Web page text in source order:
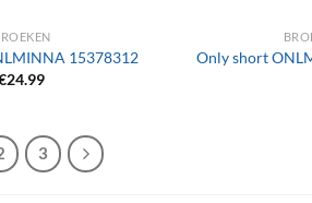
15378312
24.99
Only short
3